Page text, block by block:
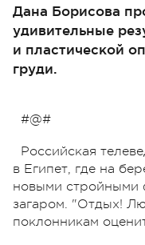
Дана Борисова
удивительные
и пластической
груди.
#@#
Российская
в Египет, где на
новыми стройными
загаром. "Отдых!
поклонникам